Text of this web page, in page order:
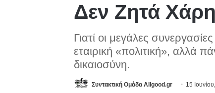
Δεν Ζητά
Γιατί οι μεγάλες
εταιρική «πολιτική», αλλά
δικαιοσύνη.
Συντακτική Ομάδα Allgood.gr 15